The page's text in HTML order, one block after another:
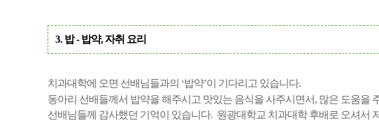
3. 밥 - 밥약, 자취 요리
치과대학에 오면 선배님들과의 ‘밥약’이 기다리고 있습니다.
동아리 선배들께서 밥약을 해주시고 맛있는 음식을 사주시면서, 많은 도움을
선배님들께 감사했던 기억이 있습니다. 원광대학교 치과대학 후배로 오셔서